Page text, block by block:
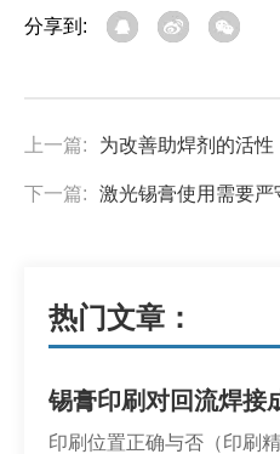
分享到:
上一篇:
下一篇:
热门文章：
印刷位置正确与否（印刷